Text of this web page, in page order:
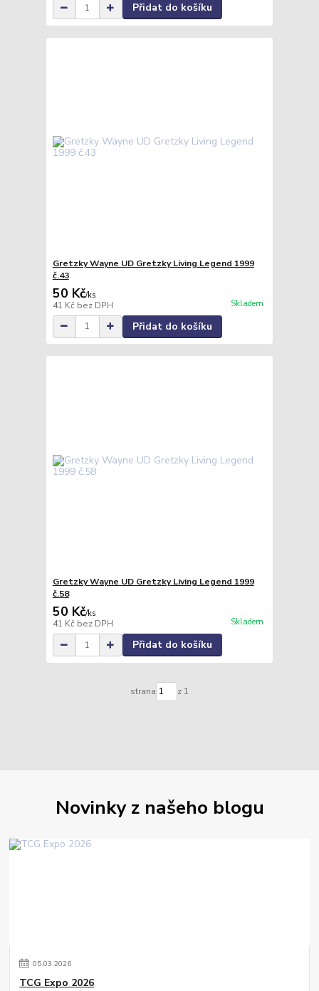
Přidat do košíku
Gretzky Wayne UD Gretzky Living Legend 1999
č.43
50 Kč/ks
41 Kč bez DPH Skladem
Přidat do košíku
Gretzky Wayne UD Gretzky Living Legend 1999
č.58
50 Kč/ks
41 Kč bez DPH Skladem
Přidat do košíku
strana z 1
Novinky z našeho blogu
05.03.2026
TCG Expo 2026